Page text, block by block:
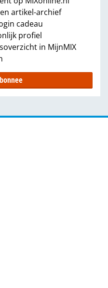
artikel-archief
cadeau
profiel
in MijnMIX